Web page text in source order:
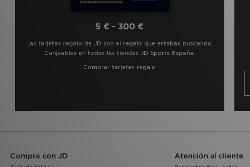
5 € - 300 €
Las tarjetas regalo de JD son el regalo que estabas buscando.
Canjeables en todas las tiendas JD Sports España.
Comprar tarjetas regalo
Compra con JD Atención al cliente